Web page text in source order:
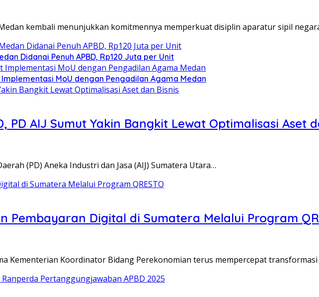
kembali menunjukkan komitmennya memperkuat disiplin aparatur sipil
Didanai Penuh APBD, Rp120 Juta per Unit
MoU dengan Pengadilan Agama Medan
PD AIJ Sumut Yakin Bangkit Lewat Optimalisasi Aset
(PD) Aneka Industri dan Jasa (AIJ) Sumatera Utara…
Pembayaran Digital di Sumatera Melalui Program
Kementerian Koordinator Bidang Perekonomian terus mempercepat